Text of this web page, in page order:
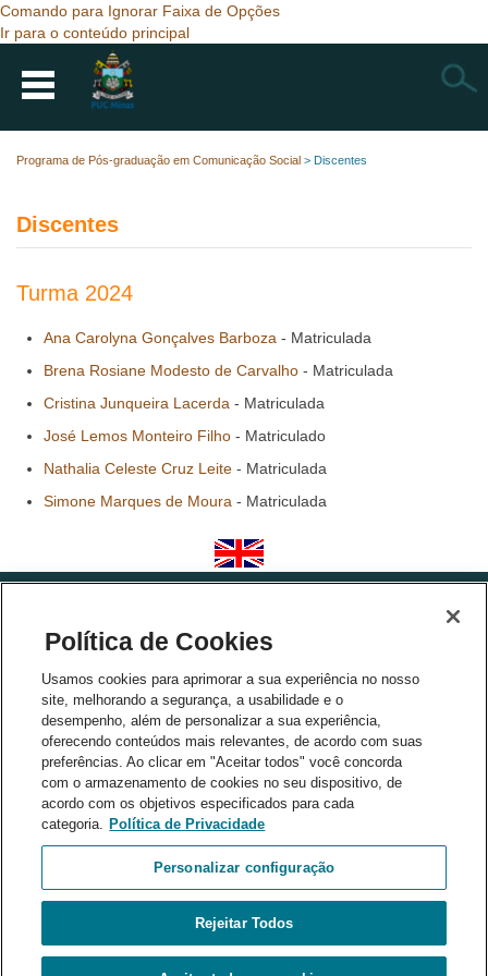
Comando para Ignorar Faixa de Opções
Ir para o conteúdo principal
Programa de Pós-graduação em Comunicação Social > Discentes
Discentes
Turma 2024
Ana Carolyna Gonçalves Barboza - Matriculada
Brena Rosiane Modesto de Carvalho - Matriculada
Cristina Junqueira Lacerda - Matriculada
José Lemos Monteiro Filho - Matriculado
Nathalia Celeste Cruz Leite - Matriculada
Simone Marques de Moura - Matriculada
Parceiros
Política de Cookies
Usamos cookies para aprimorar a sua experiência no nosso
site, melhorando a segurança, a usabilidade e o
desempenho, além de personalizar a sua experiência,
oferecendo conteúdos mais relevantes, de acordo com suas
preferências. Ao clicar em "Aceitar todos" você concorda
com o armazenamento de cookies no seu dispositivo, de
acordo com os objetivos especificados para cada
categoria. Política de Privacidade
Personalizar configuração
Rejeitar Todos